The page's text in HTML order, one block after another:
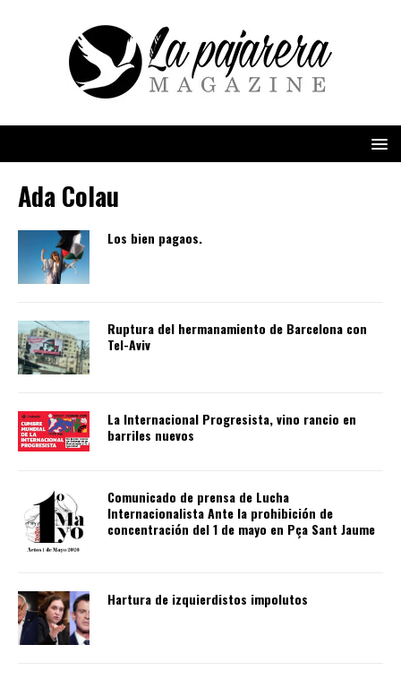
Ada Colau
Los bien pagaos.
Ruptura del hermanamiento de Barcelona con
Tel-Aviv
La Internacional Progresista, vino rancio en
barriles nuevos
Comunicado de prensa de Lucha
Internacionalista Ante la prohibición de
concentración del 1 de mayo en Pça Sant Jaume
Hartura de izquierdistos impolutos